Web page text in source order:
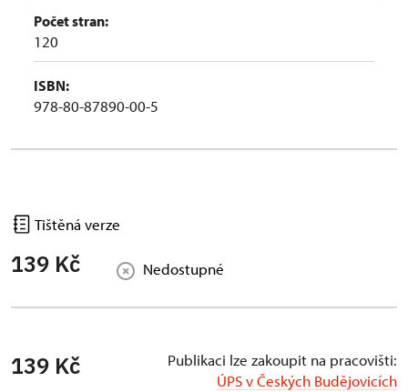
Počet stran:
120
ISBN:
978-80-87890-00-5
Tištěná verze
139 Kč Nedostupné
139 Kč
Publikaci lze zakoupit na pracovišti:
ÚPS v Českých Budějovicích